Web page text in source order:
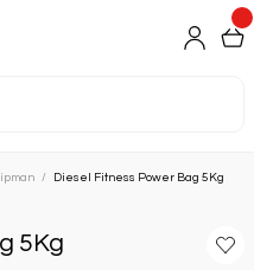
Diesel Fitness Power Bag 5Kg
5Kg